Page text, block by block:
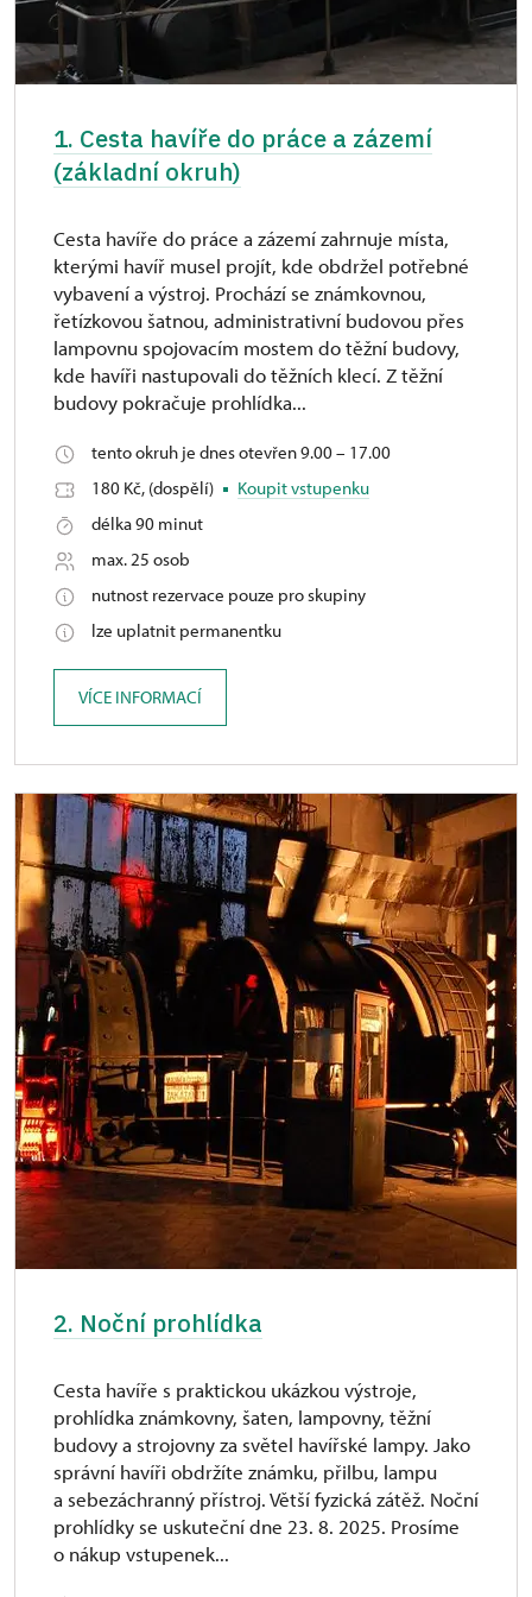
1. Cesta havíře do práce a zázemí
(základní okruh)
Cesta havíře do práce a zázemí zahrnuje místa,
kterými havíř musel projít, kde obdržel potřebné
vybavení a výstroj. Prochází se známkovnou,
řetízkovou šatnou, administrativní budovou přes
lampovnu spojovacím mostem do těžní budovy,
kde havíři nastupovali do těžních klecí. Z těžní
budovy pokračuje prohlídka...
tento okruh je dnes otevřen 9.00 – 17.00
180 Kč, (dospělí)
Koupit vstupenku
délka 90 minut
max. 25 osob
nutnost rezervace pouze pro skupiny
lze uplatnit permanentku
VÍCE INFORMACÍ
2. Noční prohlídka
Cesta havíře s praktickou ukázkou výstroje,
prohlídka známkovny, šaten, lampovny, těžní
budovy a strojovny za světel havířské lampy. Jako
správní havíři obdržíte známku, přilbu, lampu
a sebezáchranný přístroj. Větší fyzická zátěž. Noční
prohlídky se uskuteční dne 23. 8. 2025. Prosíme
o nákup vstupenek...